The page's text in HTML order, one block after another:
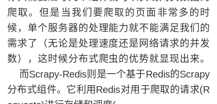
爬取。但是当我们要爬取的页面非常多的时
候，单个服务器的处理能力就不能满足我们的
需求了（无论是处理速度还是网络请求的并发
数），这时候分布式爬虫的优势就显现出来。
而Scrapy-Redis则是一个基于Redis的Scrapy
分布式组件。它利用Redis对用于爬取的请求(R